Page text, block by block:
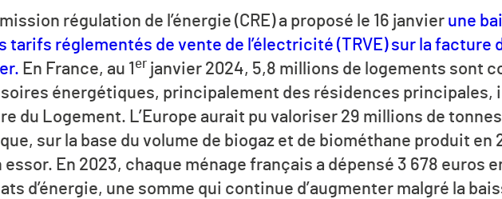
régulation de l’énergie (CRE) a proposé le 16 janvier une
tarifs réglementés de vente de l’électricité (TRVE) sur la facture
En France, au 1 er janvier 2024, 5,8 millions de logements sont
énergétiques, principalement des résidences principales,
du Logement. L’Europe aurait pu valoriser 29 millions de
sur la base du volume de biogaz et de biométhane produit en
essor. En 2023, chaque ménage français a dépensé 3 678 euros
d’énergie, une somme qui continue d’augmenter malgré la